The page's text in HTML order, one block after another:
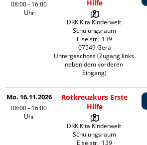
08:00 - 16:00
Uhr
Hilfe
DRK Kita Kinderwelt
Schulungsraum
Eiselstr.  139
07549 Gera
Untergeschoss (Zugang links
neben dem vorderen
Eingang)
Mo. 16.11.2026
08:00 - 16:00
Uhr
Rotkreuzkurs Erste
Hilfe
DRK Kita Kinderwelt
Schulungsraum
Eiselstr.  139